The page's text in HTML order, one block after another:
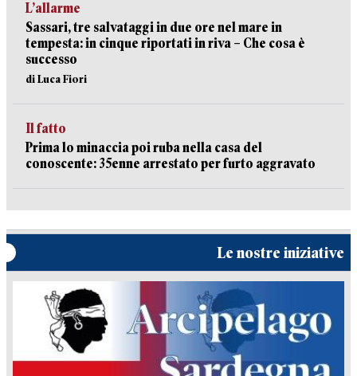
L’allarme
Sassari, tre salvataggi in due ore nel mare in
tempesta: in cinque riportati in riva – Che cosa è
successo
di Luca Fiori
Il fatto
Prima lo minaccia poi ruba nella casa del
conoscente: 35enne arrestato per furto aggravato
Le nostre iniziative